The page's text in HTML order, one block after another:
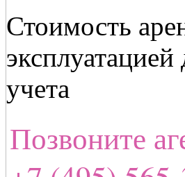
Стоимость
учета
Позвоните